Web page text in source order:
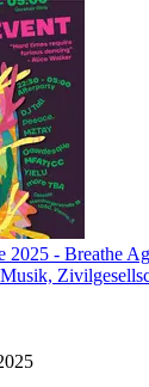
2025 - Breathe